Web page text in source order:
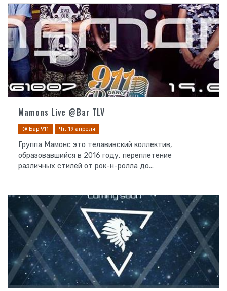
Mamons Live @Bar TLV
@ Бар 911 Чт, 19 апреля
Группа Мамонс это телавивский коллектив,
образовавшийся в 2016 году, переплетение
различных стилей от рок-н-ролла до...